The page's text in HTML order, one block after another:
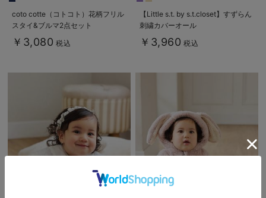
coto cotte（コトコト）花柄フリル
スタイ&ブルマ2点セット
￥3,080 税込
【Little s.t. by s.t.closet】すずらん
刺繍カバーオール
￥3,960 税込